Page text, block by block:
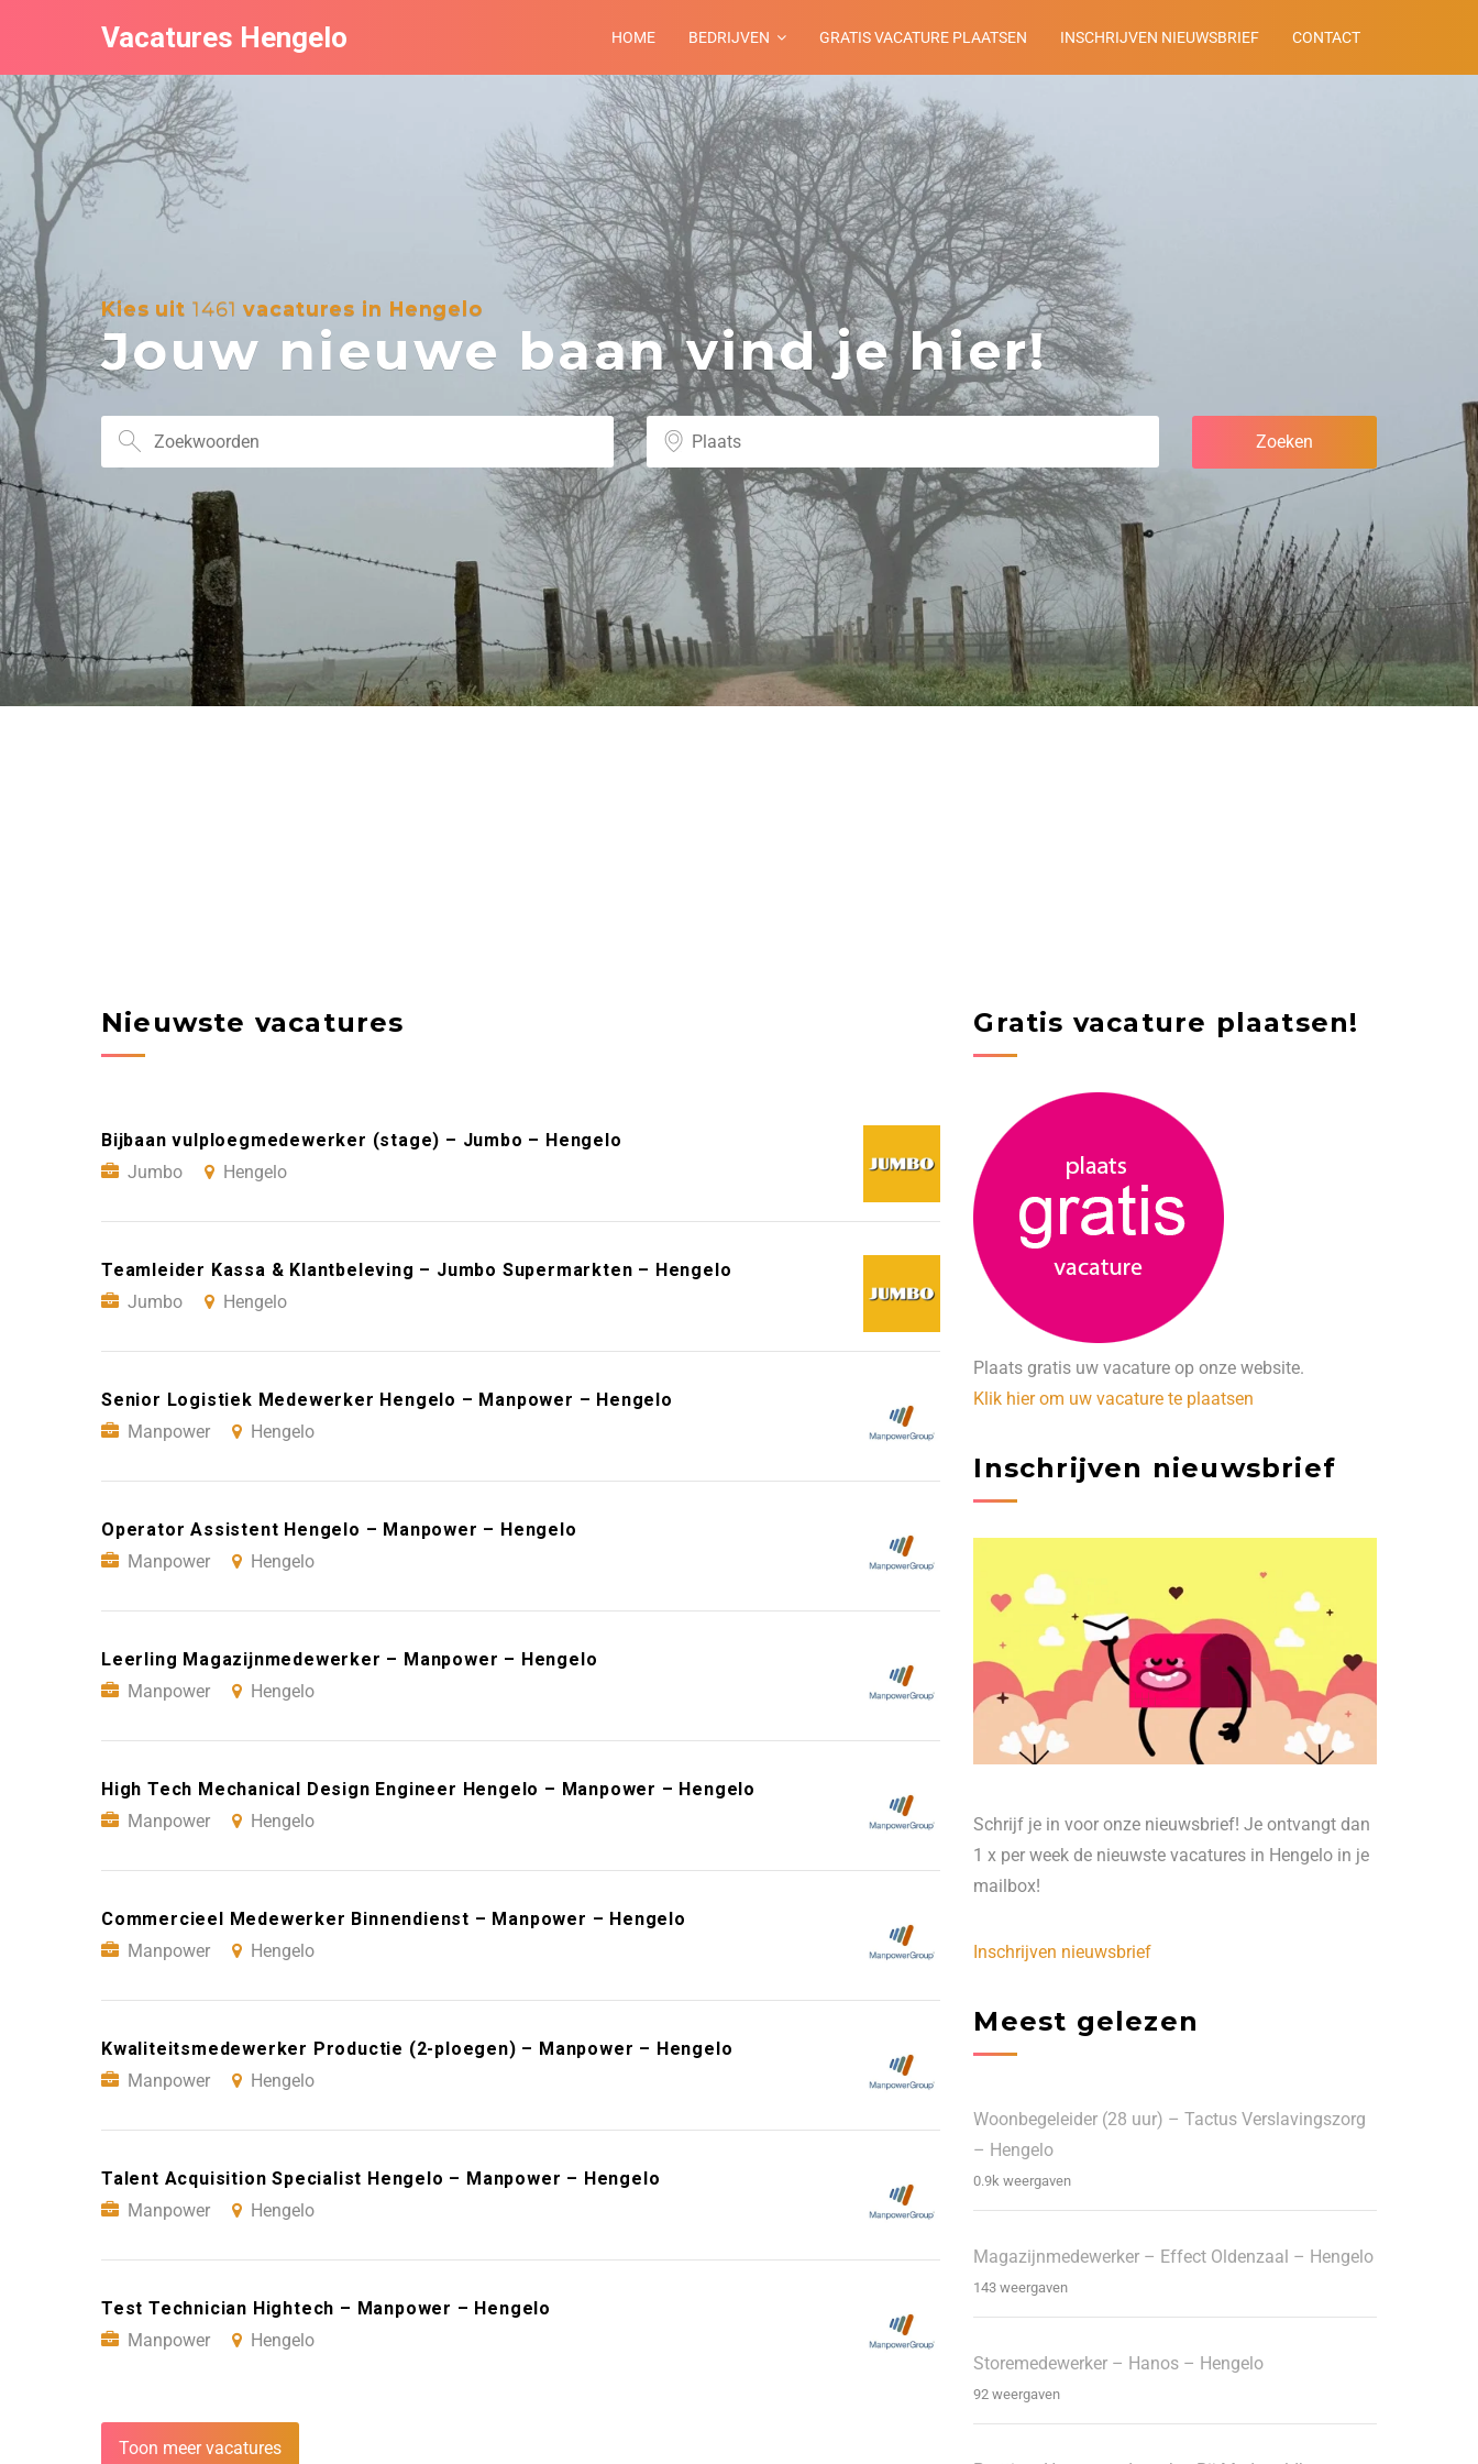
Vacatures Hengelo HOME BEDRIJVEN GRATIS VACATURE PLAATSEN INSCHRIJVEN NIEUWSBRIEF CONTACT
Kies uit 1461 vacatures in Hengelo
Jouw nieuwe baan vind je hier!
Nieuwste vacatures
Bijbaan vulploegmedewerker (stage) – Jumbo – Hengelo
Jumbo
Hengelo
Teamleider Kassa & Klantbeleving – Jumbo Supermarkten – Hengelo
Jumbo
Hengelo
Senior Logistiek Medewerker Hengelo – Manpower – Hengelo
Manpower
Hengelo
Operator Assistent Hengelo – Manpower – Hengelo
Manpower
Hengelo
Leerling Magazijnmedewerker – Manpower – Hengelo
Manpower
Hengelo
High Tech Mechanical Design Engineer Hengelo – Manpower – Hengelo
Manpower
Hengelo
Commercieel Medewerker Binnendienst – Manpower – Hengelo
Manpower
Hengelo
Kwaliteitsmedewerker Productie (2-ploegen) – Manpower – Hengelo
Manpower
Hengelo
Talent Acquisition Specialist Hengelo – Manpower – Hengelo
Manpower
Hengelo
Test Technician Hightech – Manpower – Hengelo
Manpower
Hengelo
Toon meer vacatures
Gratis vacature plaatsen!
Plaats gratis uw vacature op onze website.
Klik hier om uw vacature te plaatsen
Inschrijven nieuwsbrief
Schrijf je in voor onze nieuwsbrief! Je ontvangt dan
1 x per week de nieuwste vacatures in Hengelo in je
mailbox!
Inschrijven nieuwsbrief
Meest gelezen
Woonbegeleider (28 uur) – Tactus Verslavingszorg
– Hengelo
0.9k weergaven
Magazijnmedewerker – Effect Oldenzaal – Hengelo
143 weergaven
Storemedewerker – Hanos – Hengelo
92 weergaven